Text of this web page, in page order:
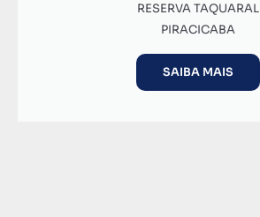
RESERVA TAQUARAL
PIRACICABA
SAIBA MAIS